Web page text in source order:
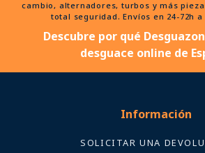
cambio, alternadores, turbos y más
total seguridad. Envíos en 24-72h a
Descubre por qué
desguace online de
Información
SOLICITAR UNA